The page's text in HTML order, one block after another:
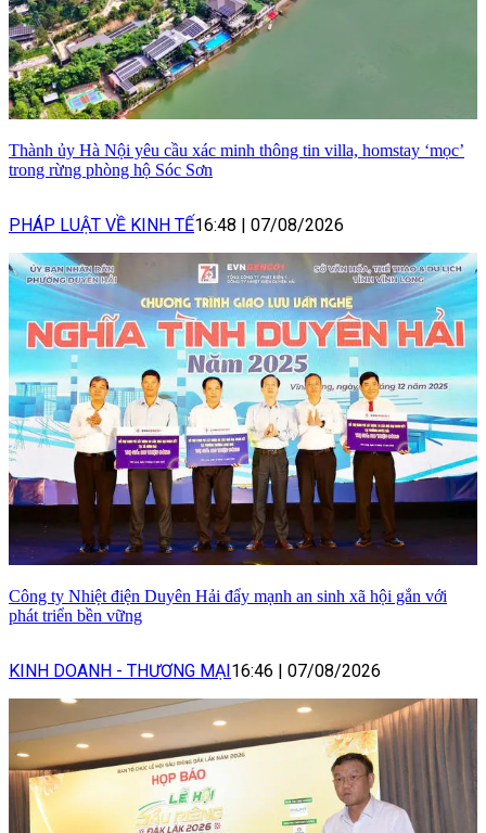
Thành ủy Hà Nội yêu cầu xác minh thông tin villa, homstay ‘mọc’
trong rừng phòng hộ Sóc Sơn
PHÁP LUẬT VỀ KINH TẾ16:48 | 07/08/2026
Công ty Nhiệt điện Duyên Hải đẩy mạnh an sinh xã hội gắn với
phát triển bền vững
KINH DOANH - THƯƠNG MẠI16:46 | 07/08/2026